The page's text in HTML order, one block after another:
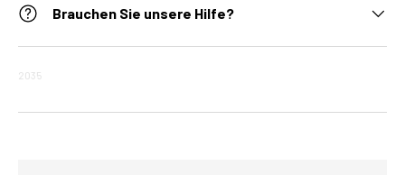
Brauchen Sie unsere Hilfe?
2035